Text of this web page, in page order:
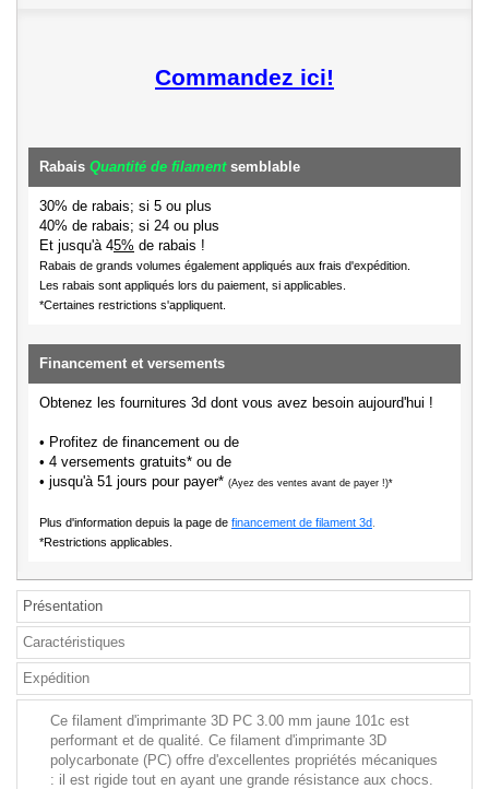
Commandez ici!
Rabais Quantité de filamentsemblable
30% de rabais; si 5 ou plus
40% de rabais; si 24 ou plus
Et jusqu'à 45% de rabais !
Rabais de grands volumes également appliqués aux frais d'expédition.
Les rabais sont appliqués lors du paiement, si applicables.
*Certaines restrictions s'appliquent.
Financement et versements
Obtenez les fournitures 3d dont vous avez besoin aujourd'hui !
• Profitez de financement ou de
• 4 versements gratuits* ou de
• jusqu'à 51 jours pour payer* (Ayez des ventes avant de payer !)*
Plus d'information depuis la page de financement de filament 3d
*Restrictions applicables.
Présentation
Caractéristiques
Expédition
Ce filament d'imprimante 3D PC 3.00 mm jaune 101c est
performant et de qualité. Ce filament d'imprimante 3D
polycarbonate (PC) offre d'excellentes propriétés mécaniques
: il est rigide tout en ayant une grande résistance aux chocs.